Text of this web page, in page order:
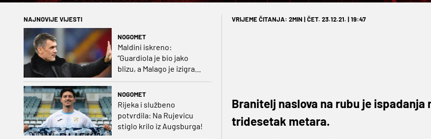
NAJNOVIJE VIJESTI
NOGOMET
Maldini iskreno:
“Guardiola je bio jako
blizu, a Malago je izigrao
NOGOMET
Rijeka i službeno
potvrdila: Na Rujevicu
stiglo krilo iz Augsburga!
VRIJEME ČITANJA: 2MIN | ČET. 23.12.21. | 19:47
Branitelj naslova na rubu je
tridesetak metara.